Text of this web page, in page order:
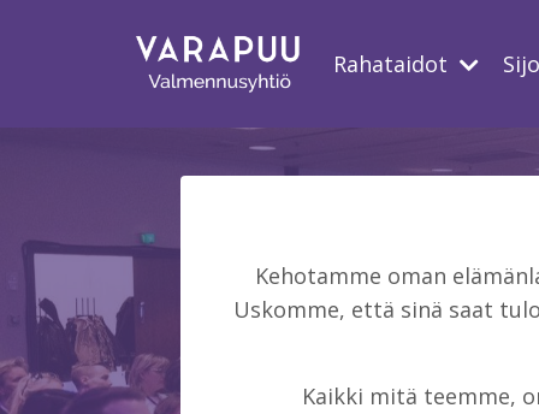
Rahataidot
Kehotamme oman
Uskomme, että sinä saat
Kaikki mitä teemme,